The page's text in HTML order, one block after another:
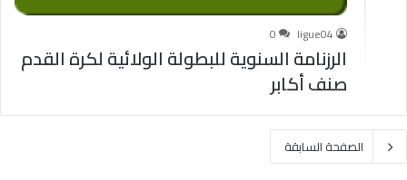
ligue04
0
الرزنامة السنوية للبطولة الولائية لكرة القدم
صنف أكابر
الصفحة السابقة